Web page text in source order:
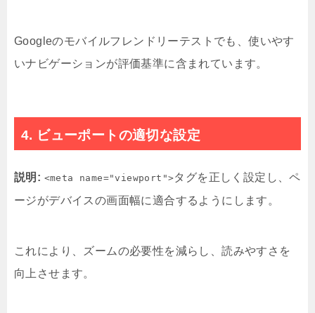
Googleのモバイルフレンドリーテストでも、使いやす
いナビゲーションが評価基準に含まれています。
4. ビューポートの適切な設定
説明: <meta name="viewport">タグを正しく設定し、ペ
ージがデバイスの画面幅に適合するようにします。
これにより、ズームの必要性を減らし、読みやすさを
向上させます。